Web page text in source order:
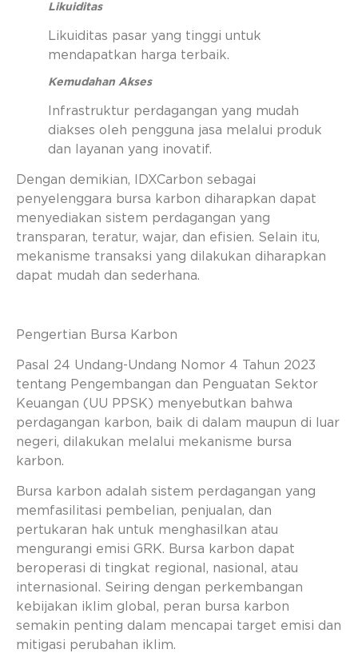
Likuiditas
Likuiditas pasar yang tinggi untuk
mendapatkan harga terbaik.
Kemudahan Akses
Infrastruktur perdagangan yang mudah
diakses oleh pengguna jasa melalui produk
dan layanan yang inovatif.
Dengan demikian, IDXCarbon sebagai
penyelenggara bursa karbon diharapkan dapat
menyediakan sistem perdagangan yang
transparan, teratur, wajar, dan efisien. Selain itu,
mekanisme transaksi yang dilakukan diharapkan
dapat mudah dan sederhana.
Pengertian Bursa Karbon
Pasal 24 Undang-Undang Nomor 4 Tahun 2023
tentang Pengembangan dan Penguatan Sektor
Keuangan (UU PPSK) menyebutkan bahwa
perdagangan karbon, baik di dalam maupun di luar
negeri, dilakukan melalui mekanisme bursa
karbon.
Bursa karbon adalah sistem perdagangan yang
memfasilitasi pembelian, penjualan, dan
pertukaran hak untuk menghasilkan atau
mengurangi emisi GRK. Bursa karbon dapat
beroperasi di tingkat regional, nasional, atau
internasional. Seiring dengan perkembangan
kebijakan iklim global, peran bursa karbon
semakin penting dalam mencapai target emisi dan
mitigasi perubahan iklim.